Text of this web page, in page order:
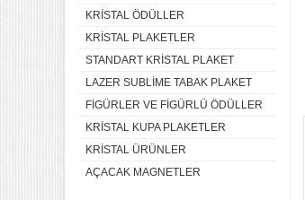
KRISTAL ÖDÜLLER
KRISTAL PLAKETLER
STANDART KRISTAL PLAKET
LAZER SUBLIME TABAK PLAKET
FIGÜRLER VE FIGÜRLÜ ÖDÜLLER
KRISTAL KUPA PLAKETLER
KRISTAL ÜRÜNLER
AÇACAK MAGNETLER